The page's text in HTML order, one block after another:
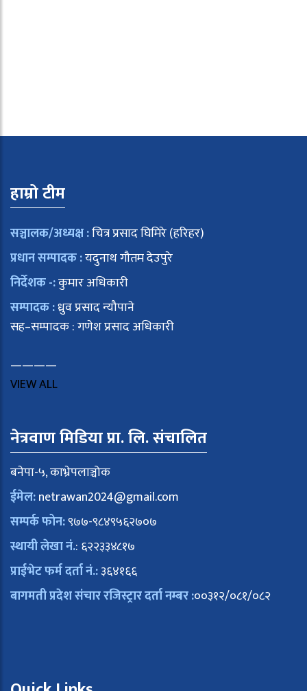
हाम्रो टीम
सञ्चालक/अध्यक्ष :चित्र प्रसाद घिमिरे (हरिहर)
प्रधान सम्पादक :यदुनाथ गौतम देउपुरे
निर्देशक -:कुमार अधिकारी
सम्पादक :ध्रुव प्रसाद न्यौपाने
सह–सम्पादक : गणेश प्रसाद अधिकारी
————
VIEW ALL
नेत्रवाण मिडिया प्रा. लि. संचालित
बनेपा-५, काभ्रेपलाञ्चोक
ईमेल:netrawan2024@gmail.com
सम्पर्क फोन:९७७-९८४९५६२७०७
स्थायी लेखा नं.: ६२२३३४८१७
प्राईभेट फर्म दर्ता नं.:३६४१६६
बागमती प्रदेश संचार रजिस्ट्रार दर्ता नम्बर :००३१२/०८१/०८२